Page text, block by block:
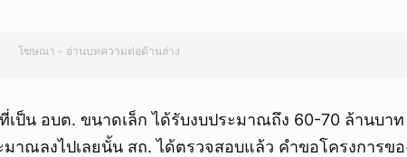
โฆษณา - อ่านบทความต่อด้านล่าง
ป็น อบต. ขนาดเล็ก ได้รับงบประมาณถึง 60-70 ล้านบาท
าณลงไปเลยนั้น สถ. ได้ตรวจสอบแล้ว คำขอโครงการขอ